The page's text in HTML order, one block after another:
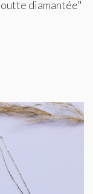
diamantée"